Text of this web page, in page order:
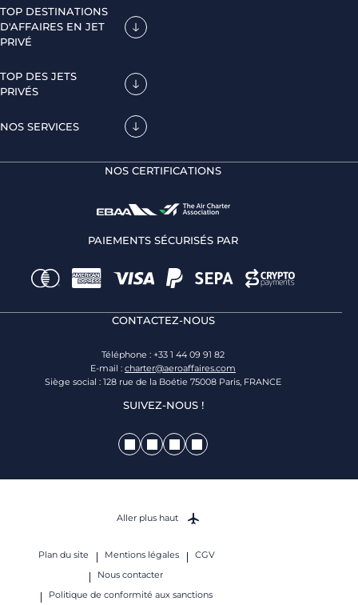
TOP DESTINATIONS
D'AFFAIRES EN JET
PRIVÉ
TOP DES JETS
PRIVÉS
NOS SERVICES
NOS CERTIFICATIONS
PAIEMENTS SÉCURISÉS PAR
CONTACTEZ-NOUS
Téléphone : +33 1 44 09 91 82
E-mail : charter@aeroaffaires.com
Siège social : 128 rue de la Boétie 75008 Paris, FRANCE
SUIVEZ-NOUS !
Plan du site Mentions légales
CGV
Nous contacter
Politique de conformité aux sanctions
Aller plus haut